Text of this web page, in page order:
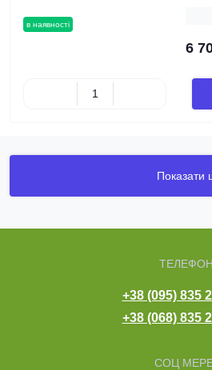
в наявності
6
Показати
+38 (095) 835
+38 (068) 835
СОЦ